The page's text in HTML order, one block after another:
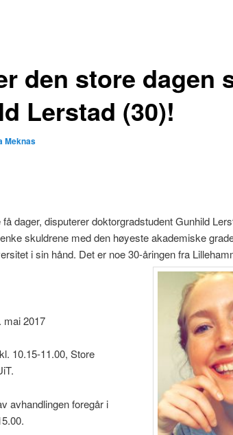
den store dagen
Lerstad (30)!
Meknas
dager, disputerer doktorgradstudent Gunhild
skuldrene med den høyeste akademiske
i sin hånd. Det er noe 30-åringen fra
mai 2017
10.15-11.00, Store
avhandlingen foregår i